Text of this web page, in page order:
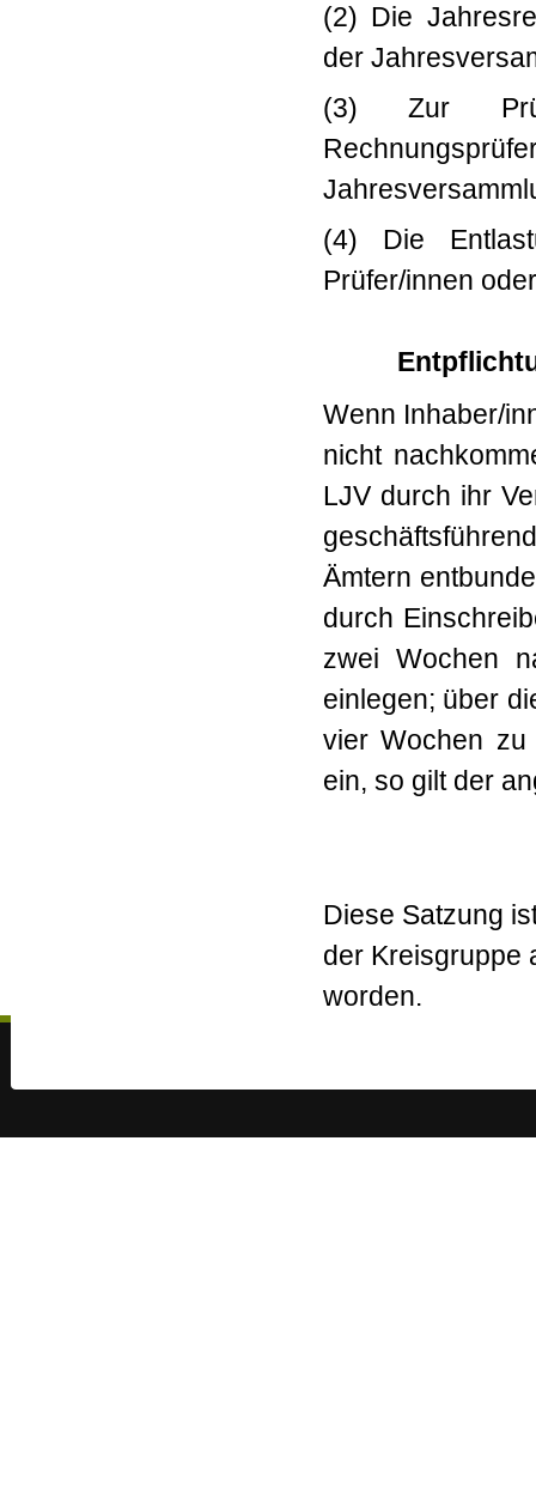
(2) Die
der
(3) Zur
(4) Die
Prüfer/innen
Wenn Inhaber/
nicht
LJV durch ihr
Ämtern
durch
zwei Wochen
einlegen; über
vier Wochen zu
ein, so gilt der
Diese Satzung
der Kreisgruppe
worden.